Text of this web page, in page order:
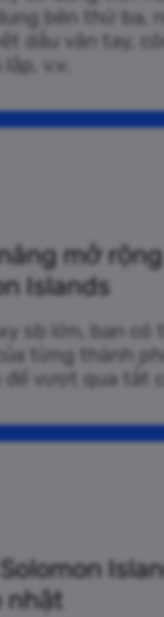
bên thứ ba,
dấu vân tay,
v.v.
mở
Islands
sb lớn, bạn có
từng thành
vượt qua tất
nhật